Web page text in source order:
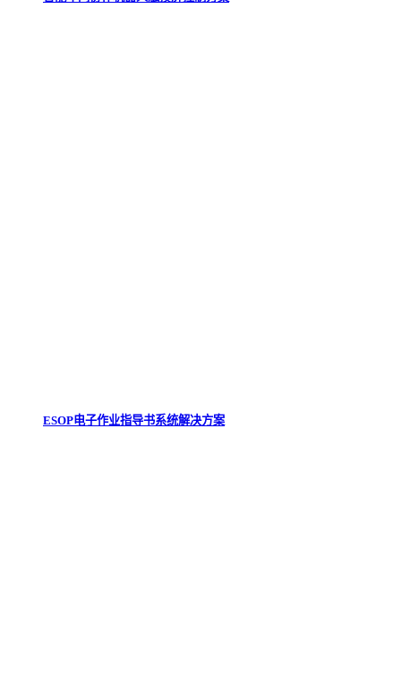
ESOP电子作业指导书系统解决方案